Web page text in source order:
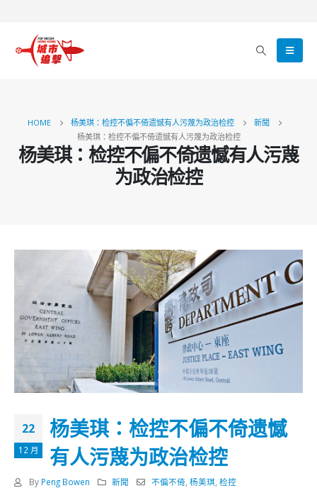
HOME 杨美琪：检控不偏不倚遗憾有人污蔑为政治检控
新聞
杨美琪：检控不偏不倚遗憾有人污蔑为政治检控
杨美琪：检控不偏不倚遗憾有人污蔑
为政治检控
22
12 月
杨美琪：检控不偏不倚遗憾
有人污蔑为政治检控
By Peng Bowen 新聞 不偏不倚 ,杨美琪 ,检控